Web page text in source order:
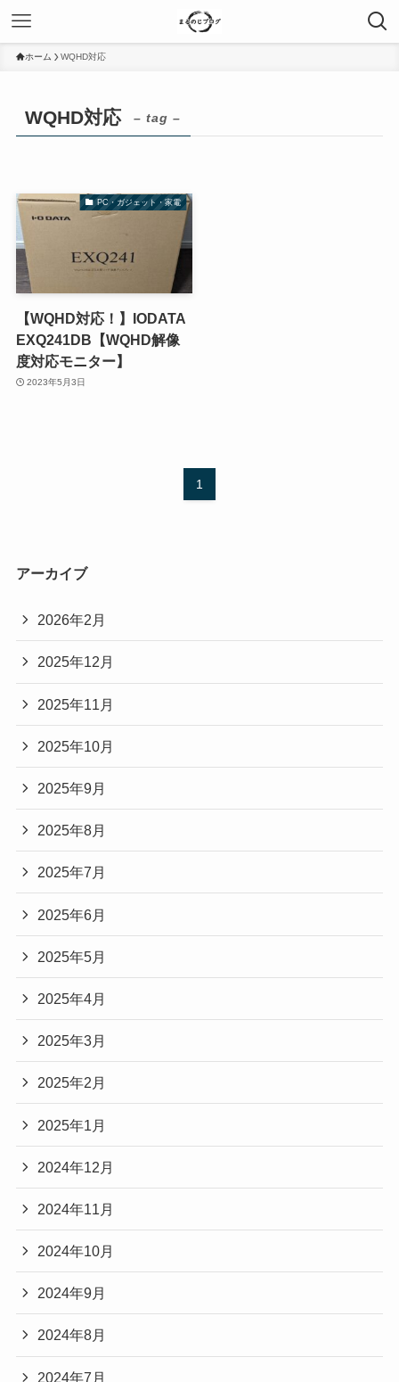
ホーム WQHD対応
WQHD対応 – tag –
PC・ガジェット・家電
【WQHD対応！】IODATA
EXQ241DB【WQHD解像
度対応モニター】
2023年5月3日
1
アーカイブ
2026年2月
2025年12月
2025年11月
2025年10月
2025年9月
2025年8月
2025年7月
2025年6月
2025年5月
2025年4月
2025年3月
2025年2月
2025年1月
2024年12月
2024年11月
2024年10月
2024年9月
2024年8月
2024年7月